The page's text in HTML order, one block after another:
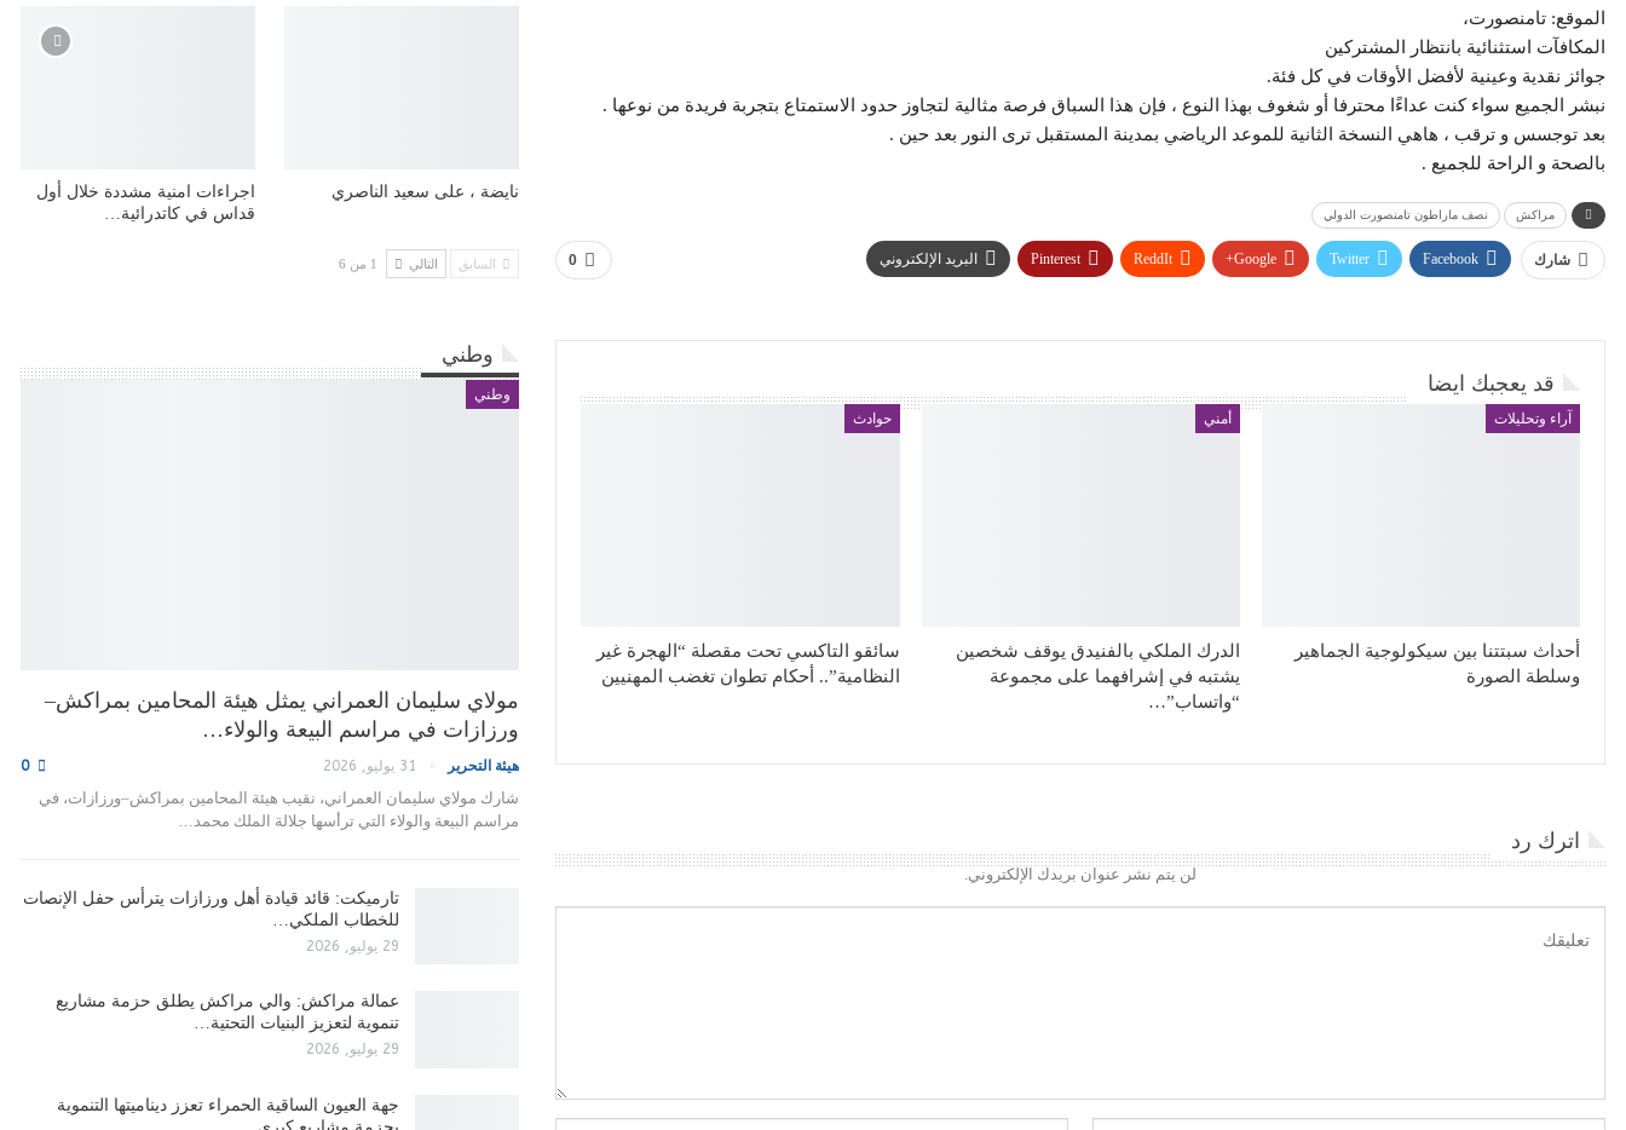
الموقع: تامنصورت،
المكافآت استثنائية بانتظار المشتركين
جوائز نقدية وعينية لأفضل الأوقات في كل فئة.
نبشر الجميع سواء كنت عداءًا محترفا أو شغوف بهذا النوع ، فإن هذا السباق فرصة مثالية لتجاوز حدود الاستمتاع بتجربة فريدة من نوعها .
بعد توجسس و ترقب ، هاهي النسخة الثانية للموعد الرياضي بمدينة المستقبل ترى النور بعد حين .
بالصحة و الراحة للجميع .
مراكش نصف ماراطون تامنصورت الدولي
0 شارك Facebook
Twitter
Google+
ReddIt
Pinterest البريد الإلكتروني
قد يعجبك ايضا
آراء وتحليلات
أحداث سبتتنا بين سيكولوجية الجماهير
وسلطة الصورة
أمني
الدرك الملكي بالفنيدق يوقف شخصين
يشتبه في إشرافهما على مجموعة
“واتساب”…
حوادث
سائقو التاكسي تحت مقصلة “الهجرة غير
النظامية”.. أحكام تطوان تغضب المهنيين
اترك رد
لن يتم نشر عنوان بريدك الإلكتروني.
نايضة ، على سعيد الناصري
اجراءات امنية مشددة خلال أول
قداس في كاتدرائية…
السابق التالي 1 من 6
وطني
وطني
مولاي سليمان العمراني يمثل هيئة المحامين بمراكش–
ورزازات في مراسم البيعة والولاء…
هيئة التحرير 31 يوليو, 2026 0
شارك مولاي سليمان العمراني، نقيب هيئة المحامين بمراكش–ورزازات، في
مراسم البيعة والولاء التي ترأسها جلالة الملك محمد…
تارميكت: قائد قيادة أهل ورزازات يترأس حفل الإنصات
للخطاب الملكي…
29 يوليو, 2026
عمالة مراكش: والي مراكش يطلق حزمة مشاريع
تنموية لتعزيز البنيات التحتية…
29 يوليو, 2026
جهة العيون الساقية الحمراء تعزز ديناميتها التنموية